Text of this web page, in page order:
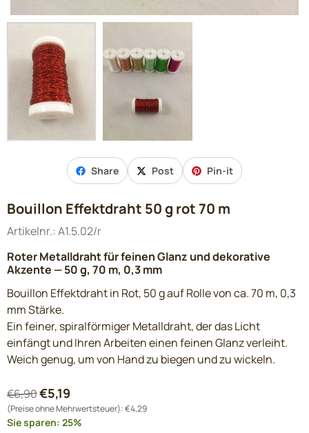
Share Post Pin-it
Bouillon Effektdraht 50 g rot 70 m
Artikelnr.: A1.5.02/r
Roter Metalldraht für feinen Glanz und dekorative
Akzente — 50 g, 70 m, 0,3 mm
Bouillon Effektdraht in Rot, 50 g auf Rolle von ca. 70 m, 0,3
mm Stärke.
Ein feiner, spiralförmiger Metalldraht, der das Licht
einfängt und Ihren Arbeiten einen feinen Glanz verleiht.
Weich genug, um von Hand zu biegen und zu wickeln.
€6,90€5,19
(Preise ohne Mehrwertsteuer):€4,29
Sie sparen: 25%